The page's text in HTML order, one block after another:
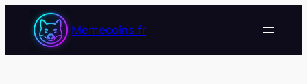
Memecoins.fr